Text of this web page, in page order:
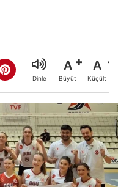
Dinle
A
Büyüt
A
Küçült